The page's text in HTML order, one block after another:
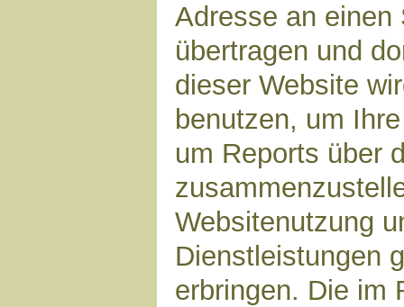
Adresse an einen
übertragen und
dieser Website
benutzen, um
um Reports über
Websitenutzung
Dienstleistungen
erbringen. Die im